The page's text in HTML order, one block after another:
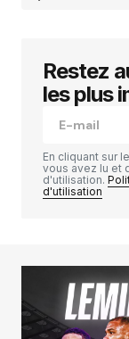
Votre
champs
Your E-mail*
Restez
les plus
En cliquant sur
vous avez lu et
d'utilisation.
d'utilisation